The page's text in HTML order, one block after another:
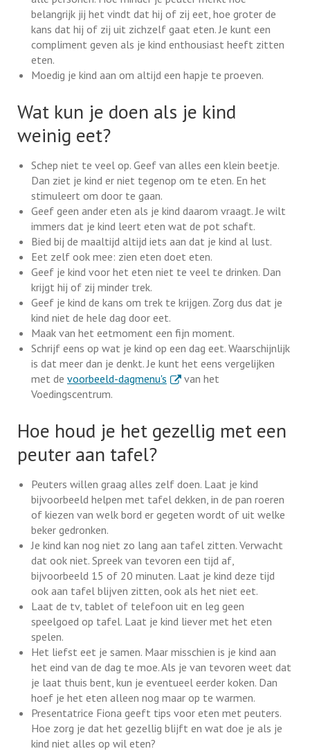
belangrijk jij het vindt dat hij of zij eet, hoe groter de
kans dat hij of zij uit zichzelf gaat eten. Je kunt een
compliment geven als je kind enthousiast heeft zitten
eten.
Moedig je kind aan om altijd een hapje te proeven.
Wat kun je doen als je kind
weinig eet?
Schep niet te veel op. Geef van alles een klein beetje.
Dan ziet je kind er niet tegenop om te eten. En het
stimuleert om door te gaan.
Geef geen ander eten als je kind daarom vraagt. Je wilt
immers dat je kind leert eten wat de pot schaft.
Bied bij de maaltijd altijd iets aan dat je kind al lust.
Eet zelf ook mee: zien eten doet eten.
Geef je kind voor het eten niet te veel te drinken. Dan
krijgt hij of zij minder trek.
Geef je kind de kans om trek te krijgen. Zorg dus dat je
kind niet de hele dag door eet.
Maak van het eetmoment een fijn moment.
Schrijf eens op wat je kind op een dag eet. Waarschijnlijk
is dat meer dan je denkt. Je kunt het eens vergelijken
met de voorbeeld-dagmenu's . Externe link
van het
Voedingscentrum.
Hoe houd je het gezellig met een
peuter aan tafel?
Peuters willen graag alles zelf doen. Laat je kind
bijvoorbeeld helpen met tafel dekken, in de pan roeren
of kiezen van welk bord er gegeten wordt of uit welke
beker gedronken.
Je kind kan nog niet zo lang aan tafel zitten. Verwacht
dat ook niet. Spreek van tevoren een tijd af,
bijvoorbeeld 15 of 20 minuten. Laat je kind deze tijd
ook aan tafel blijven zitten, ook als het niet eet.
Laat de tv, tablet of telefoon uit en leg geen
speelgoed op tafel. Laat je kind liever met het eten
spelen.
Het liefst eet je samen. Maar misschien is je kind aan
het eind van de dag te moe. Als je van tevoren weet dat
je laat thuis bent, kun je eventueel eerder koken. Dan
hoef je het eten alleen nog maar op te warmen.
Presentatrice Fiona geeft tips voor eten met peuters.
Hoe zorg je dat het gezellig blijft en wat doe je als je
kind niet alles op wil eten?